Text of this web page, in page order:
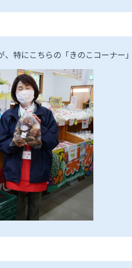
特にこちらの「きのこコーナー